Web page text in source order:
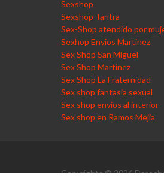
Sexshop
Sexshop Tantra
Sex-Shop atendido por
Sexhop Envios Martinez
Sex Shop San Miguel
Sex Shop Martinez
Sex Shop La Fraternidad
Sex shop fantasia sexual
Sex shop envios al interior
Sex shop en Ramos Mejia
Copyrights © 2026